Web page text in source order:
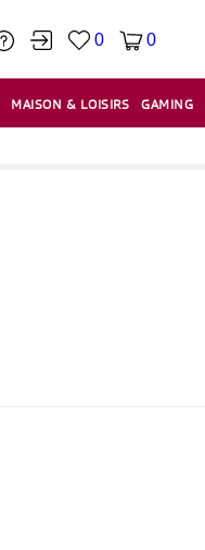
0 0
MAISON & LOISIRS GAMING